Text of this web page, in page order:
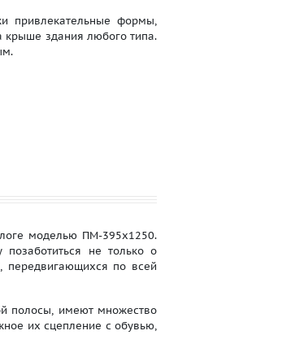
привлекательные формы,
крыше здания любого типа.
моделью ПМ-395х1250.
не только о
передвигающихся по всей
полосы, имеют множество
их сцепление с обувью,